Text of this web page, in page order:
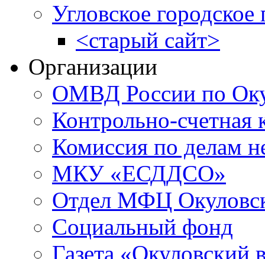
Угловское городское
<старый сайт>
Организации
ОМВД России по
Контрольно-счетная
Комиссия по делам
МКУ «ЕСДДСО»
Отдел МФЦ
Социальный фонд
Газета «Окуловский